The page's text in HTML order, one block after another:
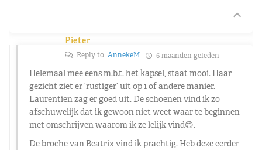
Pieter
Reply to AnnekeM 6 maanden geleden
Helemaal mee eens m.b.t. het kapsel, staat mooi. Haar
gezicht ziet er ‘rustiger’ uit op 1 of andere manier.
Laurentien zag er goed uit. De schoenen vind ik zo
afschuwelijk dat ik gewoon niet weet waar te beginnen
met omschrijven waarom ik ze lelijk vind😄.
De broche van Beatrix vind ik prachtig. Heb deze eerder